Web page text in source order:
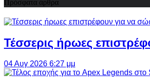
Τέσσερις ήρωες
04 Αυγ 2026 6:27 μμ